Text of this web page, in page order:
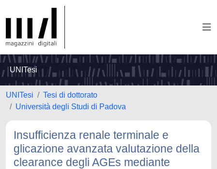
UNITesi
UNITesi
Tesi di dottorato
Università degli Studi di Padova
Insufficienza renale terminale e
glicazione avanzata valutazione della
clearance degli AGEs mediante